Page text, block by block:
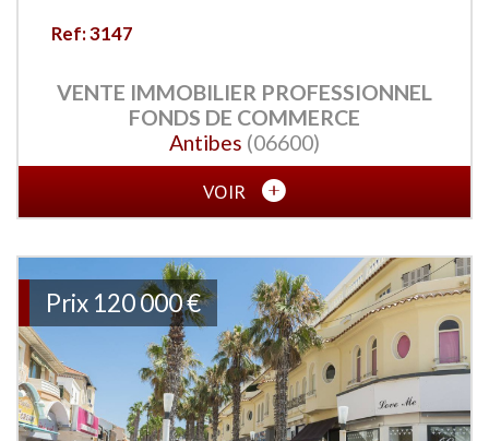
Ref: 3147
VENTE IMMOBILIER PROFESSIONNEL
FONDS DE COMMERCE
Antibes (06600)
VOIR
Prix 120 000 €